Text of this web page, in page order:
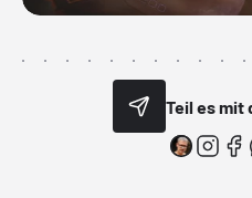
Teil es mit